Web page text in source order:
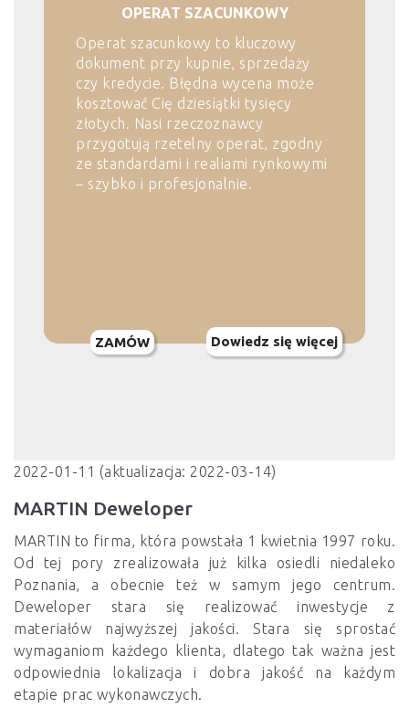
OPERAT SZACUNKOWY
Operat szacunkowy to kluczowy
dokument przy kupnie, sprzedaży
czy kredycie. Błędna wycena może
kosztować Cię dziesiątki tysięcy
złotych. Nasi rzeczoznawcy
przygotują rzetelny operat, zgodny
ze standardami i realiami rynkowymi
– szybko i profesjonalnie.
ZAMÓW Dowiedz się więcej
2022-01-11 (aktualizacja: 2022-03-14)
MARTIN Deweloper
MARTIN to firma, która powstała 1 kwietnia 1997 roku.
Od tej pory zrealizowała już kilka osiedli niedaleko
Poznania, a obecnie też w samym jego centrum.
Deweloper stara się realizować inwestycje z
materiałów najwyższej jakości. Stara się sprostać
wymaganiom każdego klienta, dlatego tak ważna jest
odpowiednia lokalizacja i dobra jakość na każdym
etapie prac wykonawczych.